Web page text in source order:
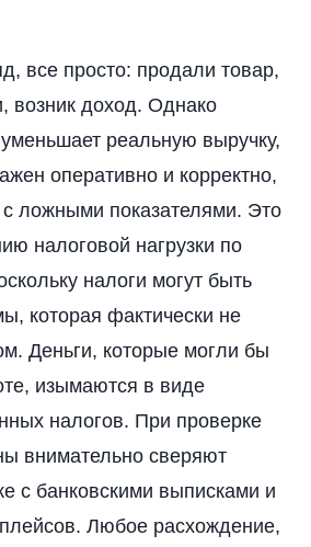
все просто: продали товар,
возник доход. Однако
реальную выручку,
оперативно и корректно,
с ложными показателями. Это
налоговой нагрузки по
налоги могут быть
которая фактически не
Деньги, которые могли бы
изымаются в виде
налогов. При проверке
внимательно сверяют
с банковскими выписками и
Любое расхождение,